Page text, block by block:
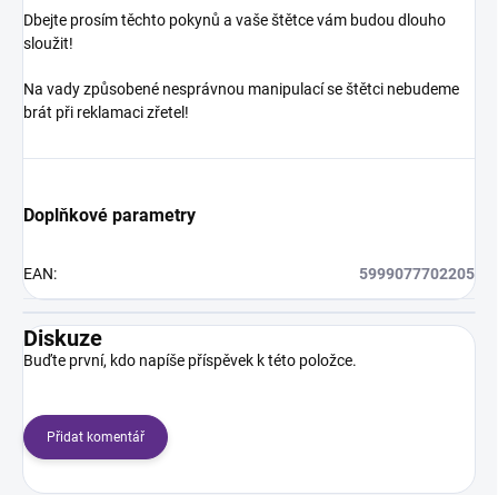
Dbejte prosím těchto pokynů a vaše štětce vám budou dlouho
sloužit!
Na vady způsobené nesprávnou manipulací se štětci nebudeme
brát při reklamaci zřetel!
Doplňkové parametry
EAN: 5999077702205
Diskuze
Buďte první, kdo napíše příspěvek k této položce.
Přidat komentář